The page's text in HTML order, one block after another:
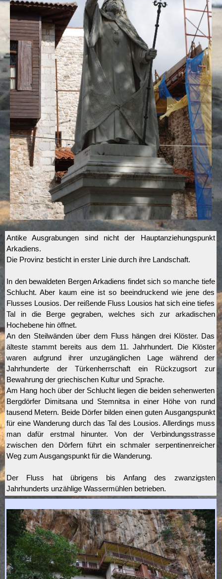
Antike Ausgrabungen sind nicht der Hauptanziehungspunkt
Arkadiens.
Die Provinz besticht in erster Linie durch ihre Landschaft.
In den bewaldeten Bergen Arkadiens findet sich so manche tiefe
Schlucht. Aber kaum eine ist so beeindruckend wie jene des
Flusses Lousios. Der reißende Fluss Lousios hat sich eine tiefes
Tal in die Berge gegraben, welches sich zur arkadischen
Hochebene hin öffnet.
An den Steilwänden über dem Fluss hängen drei Klöster. Das
älteste stammt bereits aus dem 11. Jahrhundert. Die Klöster
waren aufgrund ihrer unzugänglichen Lage während der
Jahrhunderte der Türkenherrschaft ein Rückzugsort zur
Bewahrung der griechischen Kultur und Sprache.
Am Hang hoch über der Schlucht liegen die beiden sehenwerten
Bergdörfer Dimitsana und Stemnitsa in einer Höhe von rund
tausend Metern. Beide Dörfer bilden einen guten Ausgangspunkt
für eine Wanderung durch das Tal des Lousios. Allerdings muss
man dafür erstmal hinunter. Von der Verbindungsstrasse
zwischen den Dörfern führt ein schmaler serpentinenreicher
Weg zum Ausgangspunkt für die Wanderung.
Der Fluss hat übrigens bis Anfang des zwanzigsten
Jahrhunderts unzählige Wassermühlen betrieben.